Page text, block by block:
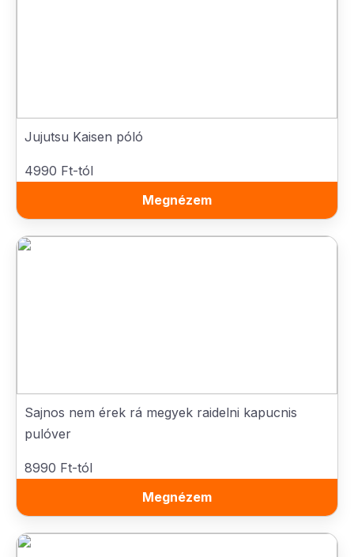
Jujutsu Kaisen póló
4990 Ft-tól
Megnézem
Sajnos nem érek rá megyek raidelni kapucnis
pulóver
8990 Ft-tól
Megnézem